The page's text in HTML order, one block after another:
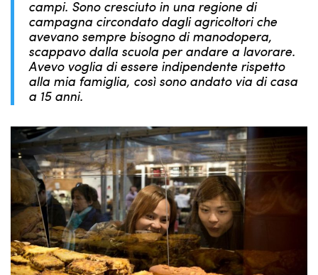
campi. Sono cresciuto in una regione di
campagna circondato dagli agricoltori che
avevano sempre bisogno di manodopera,
scappavo dalla scuola per andare a lavorare.
Avevo voglia di essere indipendente rispetto
alla mia famiglia, così sono andato via di casa
a 15 anni.